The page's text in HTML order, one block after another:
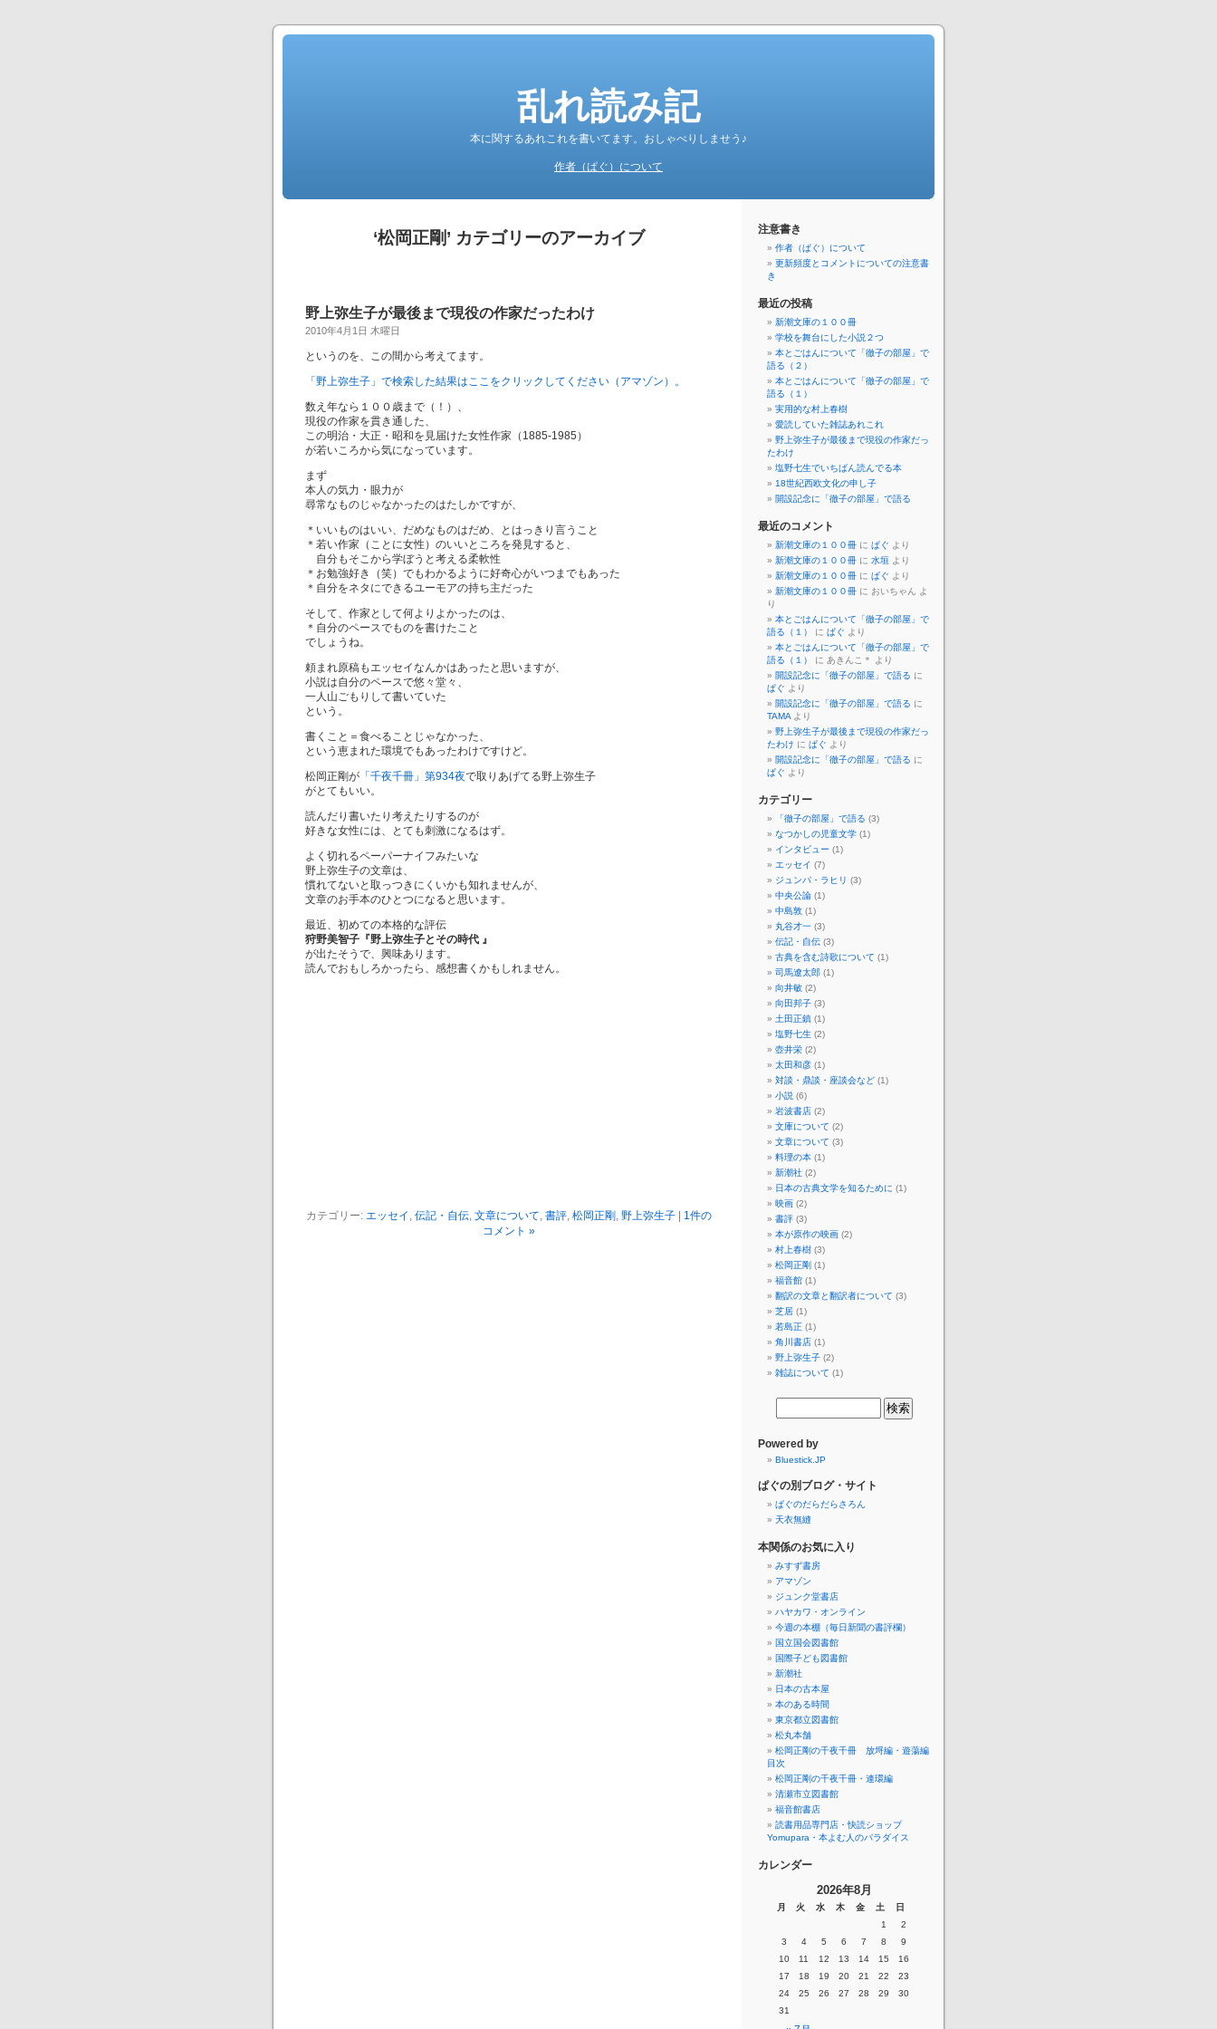
乱れ読み記
本に関するあれこれを書いてます。おしゃべりしませう♪
作者（ぱぐ）について
‘松岡正剛’ カテゴリーのアーカイブ
野上弥生子が最後まで現役の作家だったわけ
2010年4月1日 木曜日
というのを、この間から考えてます。
「野上弥生子」で検索した結果はここをクリックしてください（アマゾン）。
数え年なら１００歳まで（！）、
現役の作家を貫き通した、
この明治・大正・昭和を見届けた女性作家（1885-1985）
が若いころから気になっています。
まず
本人の気力・眼力が
尋常なものじゃなかったのはたしかですが、
＊いいものはいい、だめなものはだめ、とはっきり言うこと
＊若い作家（ことに女性）のいいところを発見すると、
自分もそこから学ぼうと考える柔軟性
＊お勉強好き（笑）でもわかるように好奇心がいつまでもあった
＊自分をネタにできるユーモアの持ち主だった
そして、作家として何よりよかったのは、
＊自分のペースでものを書けたこと
でしょうね。
頼まれ原稿もエッセイなんかはあったと思いますが、
小説は自分のペースで悠々堂々、
一人山ごもりして書いていた
という。
書くこと＝食べることじゃなかった、
という恵まれた環境でもあったわけですけど。
松岡正剛が 「千夜千冊」第934夜で取りあげてる野上弥生子
がとてもいい。
読んだり書いたり考えたりするのが
好きな女性には、とても刺激になるはず。
よく切れるペーパーナイフみたいな
野上弥生子の文章は、
慣れてないと取っつきにくいかも知れませんが、
文章のお手本のひとつになると思います。
最近、初めての本格的な評伝
狩野美智子『野上弥生子とその時代 』
が出たそうで、興味あります。
読んでおもしろかったら、感想書くかもしれません。
カテゴリー: エッセイ , 伝記・自伝, 文章について, 書評, 松岡正剛 , 野上弥生子
1件の
コメント »
注意書き
作者（ぱぐ）について
更新頻度とコメントについての注意書
き
最近の投稿
新潮文庫の１００冊
学校を舞台にした小説２つ
本とごはんについて「徹子の部屋」で
語る（２）
本とごはんについて「徹子の部屋」で
語る（１）
実用的な村上春樹
愛読していた雑誌あれこれ
野上弥生子が最後まで現役の作家だっ
たわけ
塩野七生でいちばん読んでる本
18世紀西欧文化の申し子
開設記念に「徹子の部屋」で語る
最近のコメント
新潮文庫の１００冊 に ぱぐ より
新潮文庫の１００冊 に 水垣 より
新潮文庫の１００冊 に ぱぐ より
新潮文庫の１００冊 に おいちゃん よ
り
本とごはんについて「徹子の部屋」で
語る（１）
に ぱぐ より
本とごはんについて「徹子の部屋」で
語る（１）
に あきんこ＊ より
開設記念に「徹子の部屋」で語る に
ぱぐ より
開設記念に「徹子の部屋」で語る に
TAMA より
野上弥生子が最後まで現役の作家だっ
たわけ に ぱぐ より
開設記念に「徹子の部屋」で語る に
ぱぐ より
カテゴリー
「徹子の部屋」で語る (3)
なつかしの児童文学 (1)
インタビュー (1)
エッセイ (7)
ジュンパ・ラヒリ (3)
中央公論 (1)
中島敦 (1)
丸谷才一 (3)
伝記・自伝 (3)
古典を含む詩歌について (1)
司馬遼太郎 (1)
向井敏 (2)
向田邦子 (3)
土田正鎮 (1)
塩野七生 (2)
壺井栄 (2)
太田和彦 (1)
対談・鼎談・座談会など (1)
小説 (6)
岩波書店 (2)
文庫について (2)
文章について (3)
料理の本 (1)
新潮社 (2)
日本の古典文学を知るために (1)
映画 (2)
書評 (3)
本が原作の映画 (2)
村上春樹 (3)
松岡正剛 (1)
福音館 (1)
翻訳の文章と翻訳者について (3)
芝居 (1)
若島正 (1)
角川書店 (1)
野上弥生子 (2)
雑誌について (1)
Powered by
Bluestick.JP
ぱぐの別ブログ・サイト
ぱぐのだらだらさろん
天衣無縫
本関係のお気に入り
みすず書房
アマゾン
ジュンク堂書店
ハヤカワ・オンライン
今週の本棚（毎日新聞の書評欄）
国立国会図書館
国際子ども図書館
新潮社
日本の古本屋
本のある時間
東京都立図書館
松丸本舗
松岡正剛の千夜千冊 放埒編・遊蕩編
目次
松岡正剛の千夜千冊・連環編
清瀬市立図書館
福音館書店
読書用品専門店・快読ショップ
Yomupara・本よむ人のパラダイス
カレンダー
2026年8月
月 火 水 木 金 土 日
1
2
3
4 5 6 7 8
9
10
11 12 13 14 15
16
17
18 19 20 21 22
23
24
25 26 27 28 29
30
31